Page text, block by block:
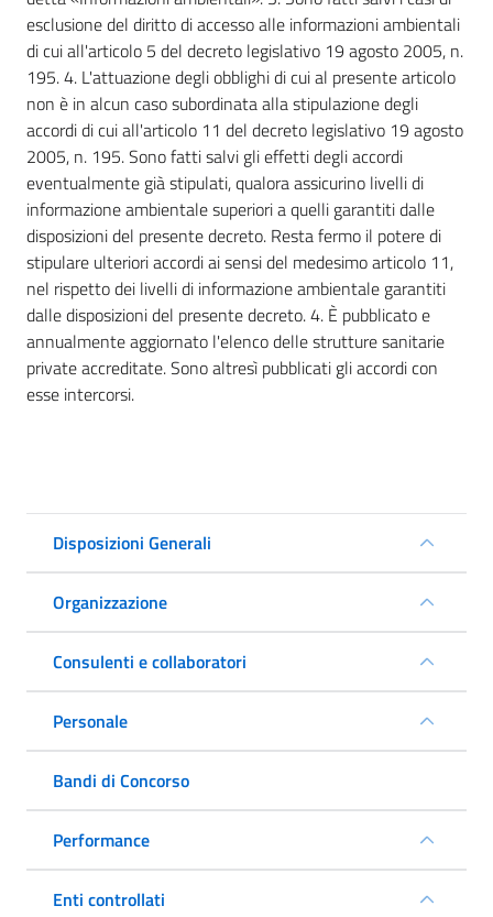
esclusione del diritto di accesso alle informazioni ambientali
di cui all'articolo 5 del decreto legislativo 19 agosto 2005, n.
195. 4. L'attuazione degli obblighi di cui al presente articolo
non è in alcun caso subordinata alla stipulazione degli
accordi di cui all'articolo 11 del decreto legislativo 19 agosto
2005, n. 195. Sono fatti salvi gli effetti degli accordi
eventualmente già stipulati, qualora assicurino livelli di
informazione ambientale superiori a quelli garantiti dalle
disposizioni del presente decreto. Resta fermo il potere di
stipulare ulteriori accordi ai sensi del medesimo articolo 11,
nel rispetto dei livelli di informazione ambientale garantiti
dalle disposizioni del presente decreto. 4. È pubblicato e
annualmente aggiornato l'elenco delle strutture sanitarie
private accreditate. Sono altresì pubblicati gli accordi con
esse intercorsi.
Disposizioni Generali
Organizzazione
Consulenti e collaboratori
Personale
Bandi di Concorso
Performance
Enti controllati